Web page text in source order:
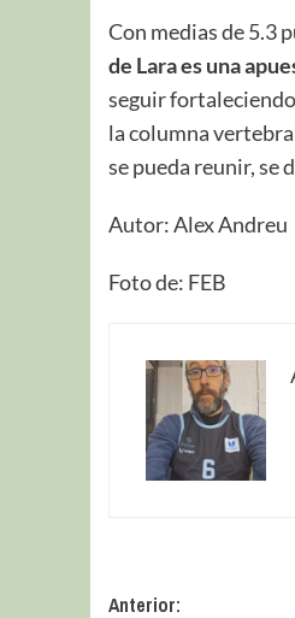
Con medias de 5.3
de Lara es una
seguir
la columna
se pueda reunir, se
Autor: Alex Andreu
Foto de: FEB
Anterior: